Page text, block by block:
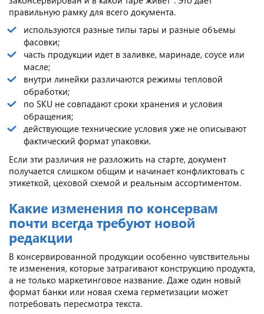
правильную рамку для всего документа.
используются разные типы тары и разные объемы
фасовки;
часть продукции идет в заливке, маринаде, соусе или
масле;
внутри линейки различаются режимы тепловой
обработки;
по SKU не совпадают сроки хранения и условия
обращения;
действующие технические условия уже не описывают
фактический формат упаковки.
Если эти различия не разложить на старте, документ
получается слишком общим и начинает конфликтовать с
этикеткой, цеховой схемой и реальным ассортиментом.
Какие изменения по консервам
почти всегда требуют новой
редакции
В консервированной продукции особенно чувствительны
те изменения, которые затрагивают конструкцию продукта,
а не только маркетинговое название. Даже один новый
формат банки или новая схема герметизации может
потребовать пересмотра текста.